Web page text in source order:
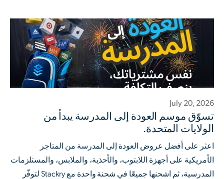
July 20, 2026
تسوّق موسم العودة إلى المدرسة يبدأ من
الولايات المتحدة.
اعثر على أفضل عروض العودة إلى المدرسة من المتاجر
الأمريكية على أجهزة اللابتوب، والأحذية، والملابس، والمستلزمات
المدرسية، ثم اشحنها جميعًا في شحنة واحدة مع Stackry لتوفّر